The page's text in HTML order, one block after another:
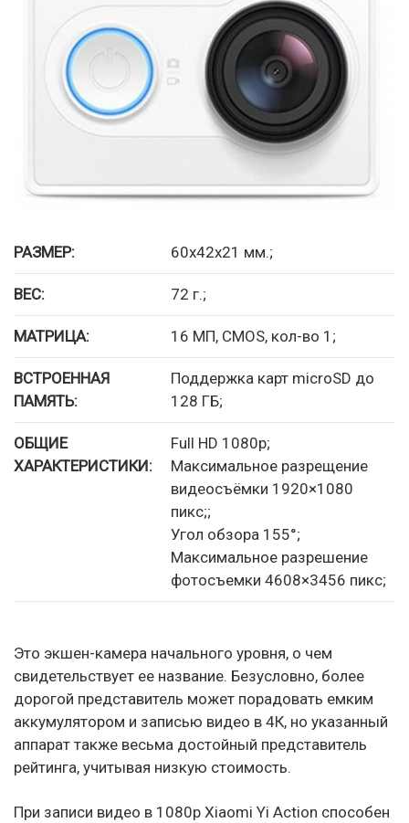
РАЗМЕР: 60x42x21 мм.;
ВЕС: 72 г.;
МАТРИЦА: 16 МП, CMOS, кол-во 1;
ВСТРОЕННАЯ
ПАМЯТЬ:
Поддержка карт microSD до
128 ГБ;
ОБЩИЕ
ХАРАКТЕРИСТИКИ:
Full HD 1080p;
Максимальное разрещение
видеосъёмки 1920×1080
пикс;;
Угол обзора 155°;
Максимальное разрешение
фотосъемки 4608×3456 пикс;
Это экшен-камера начального уровня, о чем
свидетельствует ее название. Безусловно, более
дорогой представитель может порадовать емким
аккумулятором и записью видео в 4К, но указанный
аппарат также весьма достойный представитель
рейтинга, учитывая низкую стоимость.
При записи видео в 1080p Xiaomi Yi Action способен